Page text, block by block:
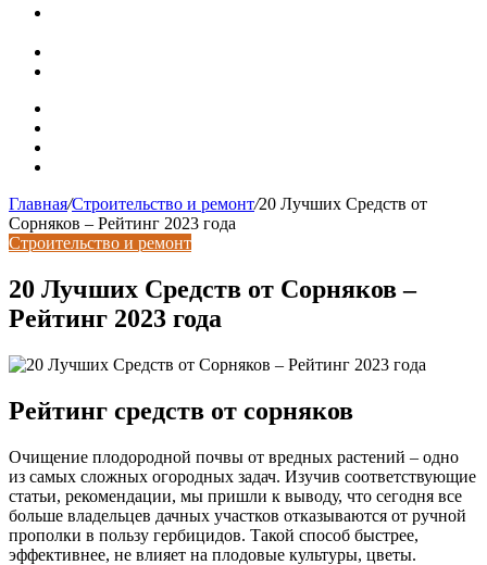
Главная/Строительство и ремонт/20 Лучших Средств от
Сорняков – Рейтинг 2023 года
Строительство и ремонт
20 Лучших Средств от Сорняков –
Рейтинг 2023 года
Рейтинг средств от сорняков
Очищение плодородной почвы от вредных растений – одно
из самых сложных огородных задач. Изучив соответствующие
статьи, рекомендации, мы пришли к выводу, что сегодня все
больше владельцев дачных участков отказываются от ручной
прополки в пользу гербицидов. Такой способ быстрее,
эффективнее, не влияет на плодовые культуры, цветы.